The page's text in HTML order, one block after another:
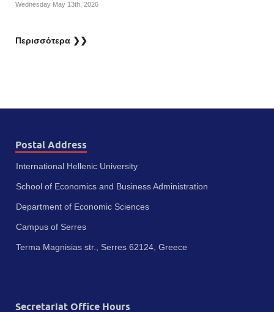
Wednesday May 13th, 2026
Περισσότερα ❯❯
Postal Address
International Hellenic University
School of Economics and Business Administration
Department of Economic Sciences
Campus of Serres
Terma Magnisias str., Serres 62124, Greece
Secretariat Office Hours